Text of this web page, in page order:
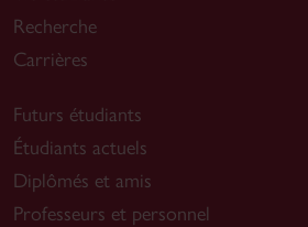
Recherche
Carrières
Futurs étudiants
Étudiants actuels
Diplômés et amis
Professeurs et personnel